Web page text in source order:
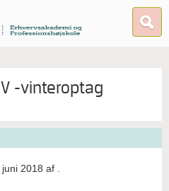
-vinteroptag
2018 af